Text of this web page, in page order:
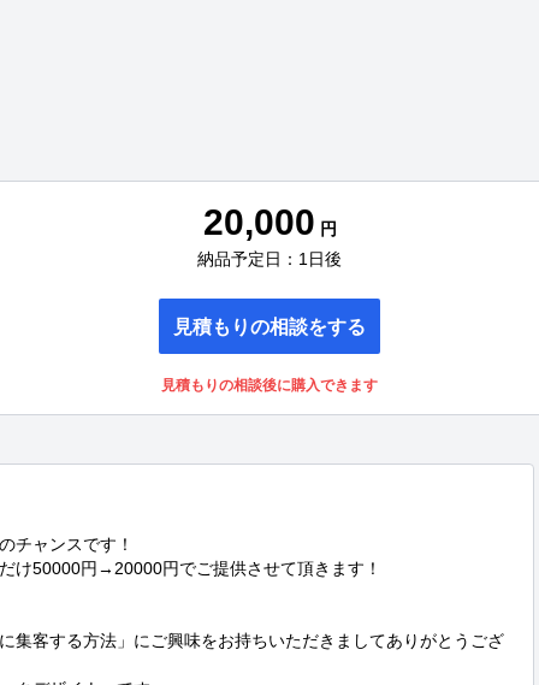
20,000 円
納品予定日：1日後
見積もりの相談をする
見積もりの相談後に購入できます
チャンスです！
け50000円→20000円でご提供させて頂きます！
集客する方法」にご興味をお持ちいただきましてありがとうござ